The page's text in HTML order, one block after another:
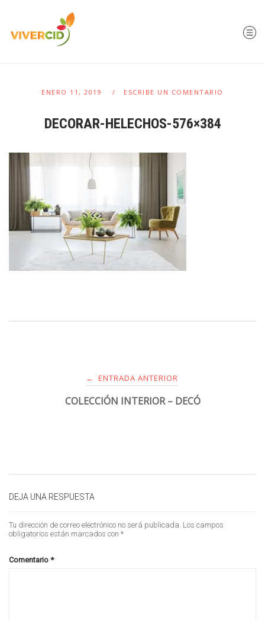
ENERO 11, 2019 ESCRIBE UN COMENTARIO
DECORAR-HELECHOS-576×384
← ENTRADA ANTERIOR
COLECCIÓN INTERIOR – DECÓ
DEJA UNA RESPUESTA
Tu dirección de correo electrónico no será publicada. Los campos
obligatorios están marcados con *
Comentario *